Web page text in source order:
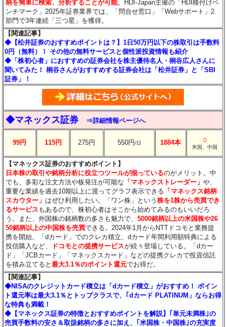
柄を簡単に検索、分析することが可能。HDI-Japan主催の「HDI格付けベ
ンチマーク」2025年証券業界では、「問合せ窓口」「Webサポート」2
部門で3年連続「三つ星」を獲得。
【関連記事】
◆【松井証券のおすすめポイントは？】1日50万円以下の株取引は手数料
0円（無料）！ その他の無料サービスと個性派投資情報も紹介
◆「株初心者」におすすめの証券会社を株主優待名人・桐谷広人さんに
聞いてみた！ 桐谷さんがおすすめする証券会社は「松井証券」と「SBI
証券」！
◆マネックス証券 ⇒詳細情報ページへ
99円 115円 275円 550円/日 1884本 ○
米国、中国
【マネックス証券のおすすめポイント】
日本株の取引や銘柄分析に役立つツールが揃っているのがメリット。中
でも、多彩な注文方法や板発注が可能な 「マネックストレーダー」や、
重要な業績を過去10期以上に渡ってグラフ表示できる 「マネックス銘柄
スカウター」 はぜひ利用したい。「ワン株」という株を1株から売買でき
るサービス もあるので、株初心者はそこから始めてみるのもいいだろ
う。また、外国株の銘柄数の多さも魅力で、5000銘柄以上の米国株や26
50銘柄以上の中国株を売買できる。2024年1月からNTTドコモと業務提
携を開始。「dカード」でのクレカ積立、dカード年間利用額特典による
投信購入など、
ドコモとの提携サービスが続々登場している。「dカー
ド」「JCBカード」「マネックスカード」などの提携クレカで投資信託
を積み立てると最大3.1％のポイント還元でお得だ。
【関連記事】
◆NISAのクレジットカード積立は「dカード積立」がおすすめ！ ポイン
ト還元率は最大3.1％とトップクラスで、｢dカード PLATINUM」ならお得
な特典も満載！
◆【マネックス証券の特徴とおすすめポイントを解説】｢単元未満株｣の
売買手数料の安さ＆取扱銘柄の多さに加え、｢米国株・中国株｣の充実度